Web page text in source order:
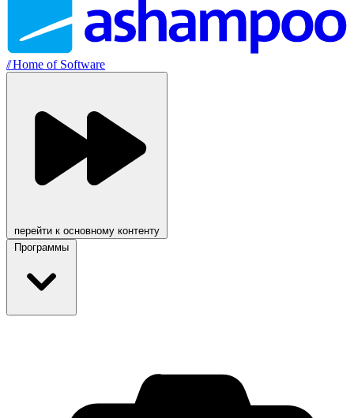
//Home of Software
перейти к основному контенту
Программы